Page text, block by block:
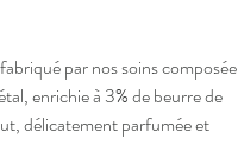
par nos soins composée
enrichie à 3% de beurre de
délicatement parfumée et